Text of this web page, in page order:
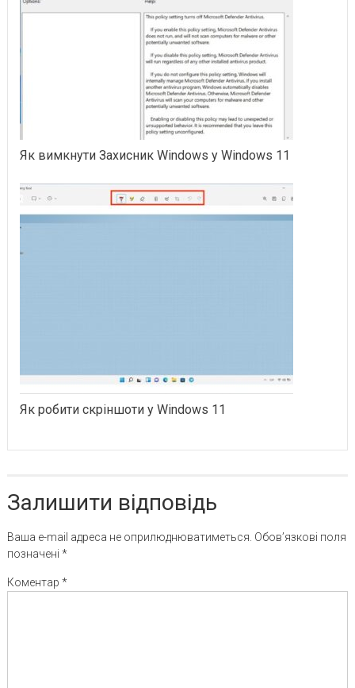
Як вимкнути Захисник Windows у Windows 11
Як робити скріншоти у Windows 11
Залишити відповідь
Ваша e-mail адреса не оприлюднюватиметься. Обов’язкові поля
позначені *
Коментар *